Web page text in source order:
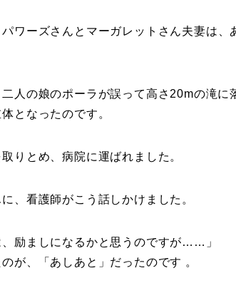
ワーズさんとマーガレットさん夫妻は、
人の娘のポーラが誤って高さ20mの滝に
となったのです。
りとめ、病院に運ばれました。
、看護師がこう話しかけました。
、励ましになるかと思うのですが……」
が、「あしあと」だったのです 。